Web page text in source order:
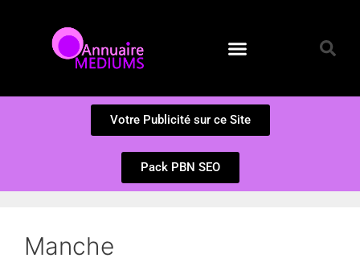
Votre Publicité sur ce Site
Pack PBN SEO
Manche